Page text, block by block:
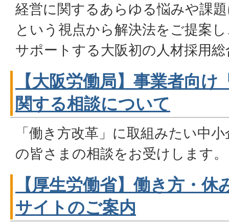
経営に関するあらゆる悩みや課
という視点から解決法をご提案
サポートする大阪初の人材採用
【大阪労働局】事業者向
関する相談について
「働き方改革」に取組みたい中
の皆さまの相談をお受けします。
【厚生労働省】働き方・
サイトのご案内